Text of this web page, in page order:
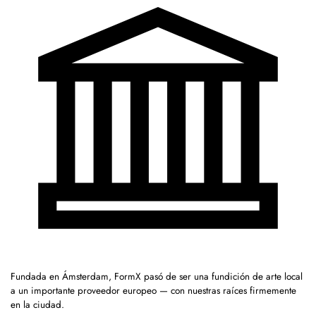
Fundada en Ámsterdam, FormX pasó de ser una fundición de arte local
a un importante proveedor europeo — con nuestras raíces firmemente
en la ciudad.